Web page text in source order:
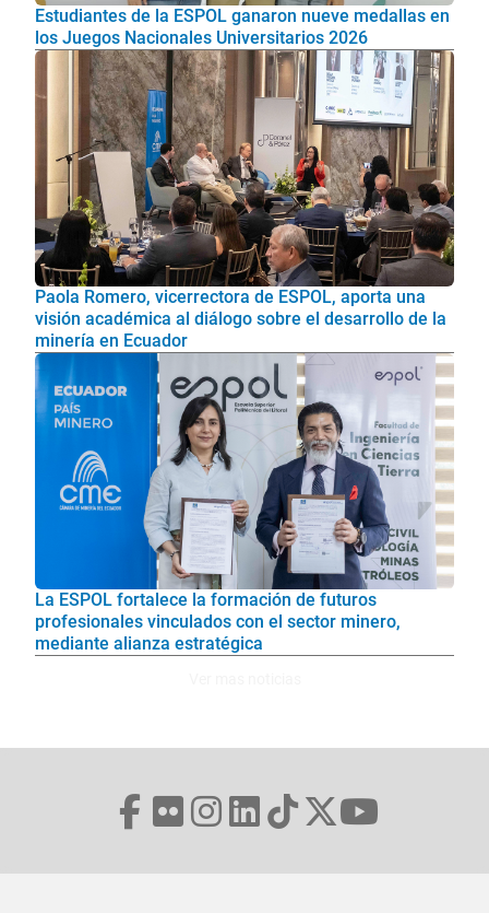
Estudiantes de la ESPOL ganaron nueve medallas en
los Juegos Nacionales Universitarios 2026
Paola Romero, vicerrectora de ESPOL, aporta una
visión académica al diálogo sobre el desarrollo de la
minería en Ecuador
La ESPOL fortalece la formación de futuros
profesionales vinculados con el sector minero,
mediante alianza estratégica